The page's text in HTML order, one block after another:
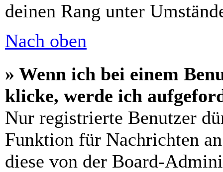
deinen Rang unter
Nach oben
» Wenn ich bei einem
klicke, werde ich
Nur registrierte Benutzer
Funktion für Nachrichten
diese von der Board-